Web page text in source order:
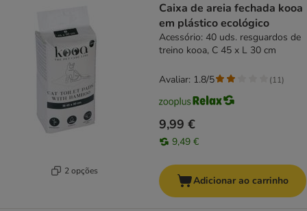
2 opções
Caixa de areia fechada kooa
em plástico ecológico
Acessório: 40 uds. resguardos de
treino kooa, C 45 x L 30 cm
9,99 €
9,49 €
Avaliar: 1.8/5 (11)
Adicionar ao carrinho